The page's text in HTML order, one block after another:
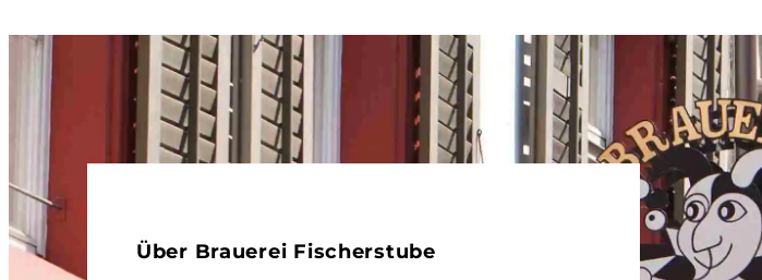
Über Brauerei Fischerstube